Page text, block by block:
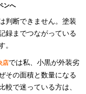
ンへ
判断できません。塗装
録までつながっている
。
店では私、小黒が外装劣
その面積と数量になる
で迷っている方は、